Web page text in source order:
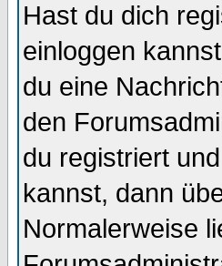
Hast du dich
einloggen
du eine
den
du registriert
kannst, dann
Normalerweise